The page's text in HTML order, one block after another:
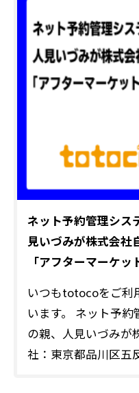
ネット予約管理シ
見いづみが株式会社
「アフターマーケ
いつもtotocoをご利
います。 ネット予
の親、人見いづみが
社：東京都品川区五